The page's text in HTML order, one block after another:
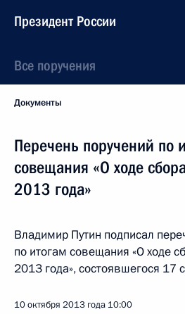
Президент России
Все поручения
Документы
Перечень поручений по
совещания «О ходе
2013 года»
Владимир Путин подписал
по итогам совещания «О ходе
2013 года», состоявшегося 17
10 октября 2013 года 10:00